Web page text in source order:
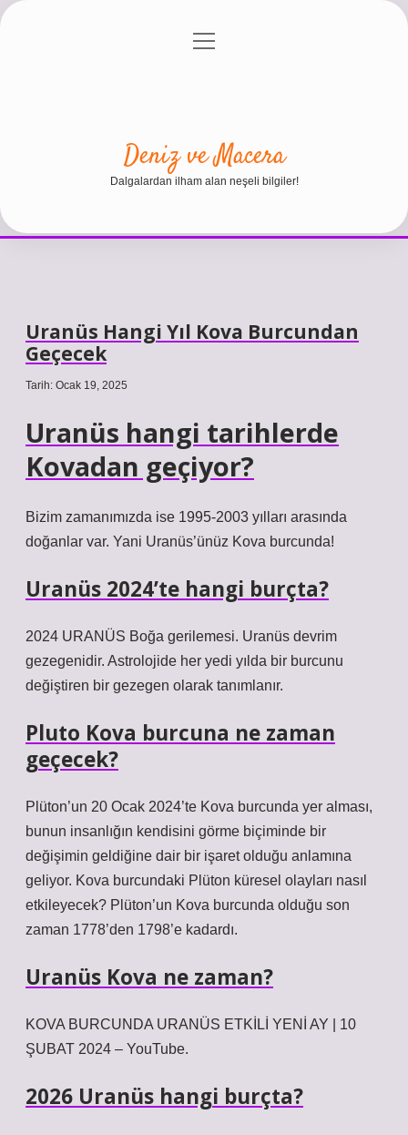
Gizlilik Politikası
menüyü
Deniz ve Macera
Dalgalardan ilham alan neşeli bilgiler!
Uranüs Hangi Yıl Kova Burcundan
Geçecek
Tarih: Ocak 19, 2025
Uranüs hangi tarihlerde
Kovadan geçiyor?
Bizim zamanımızda ise 1995-2003 yılları arasında
doğanlar var. Yani Uranüs’ünüz Kova burcunda!
Uranüs 2024’te hangi burçta?
2024 URANÜS Boğa gerilemesi. Uranüs devrim
gezegenidir. Astrolojide her yedi yılda bir burcunu
değiştiren bir gezegen olarak tanımlanır.
Pluto Kova burcuna ne zaman
geçecek?
Plüton’un 20 Ocak 2024’te Kova burcunda yer alması,
bunun insanlığın kendisini görme biçiminde bir
değişimin geldiğine dair bir işaret olduğu anlamına
geliyor. Kova burcundaki Plüton küresel olayları nasıl
etkileyecek? Plüton’un Kova burcunda olduğu son
zaman 1778’den 1798’e kadardı.
Uranüs Kova ne zaman?
KOVA BURCUNDA URANÜS ETKİLİ YENİ AY | 10
ŞUBAT 2024 – YouTube.
2026 Uranüs hangi burçta?